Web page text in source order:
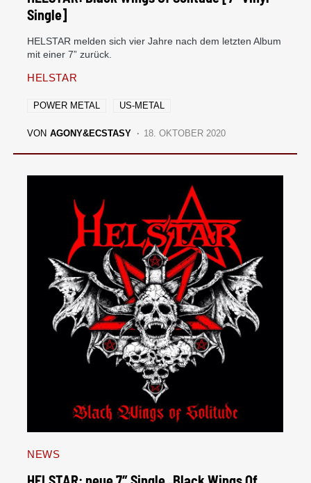
Single]
HELSTAR melden sich vier Jahre nach dem letzten Album
mit einer 7” zurück.
HELSTAR
POWER METAL US-METAL
VON AGONY&ECSTASY 18. OKTOBER 2020
NEWS